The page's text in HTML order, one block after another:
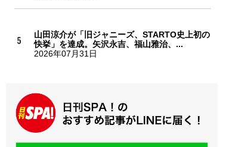
山田涼介が「旧ジャニーズ、STARTO史上初の
快挙」を達成。矢沢永吉、福山雅治、...
2026年07月31日